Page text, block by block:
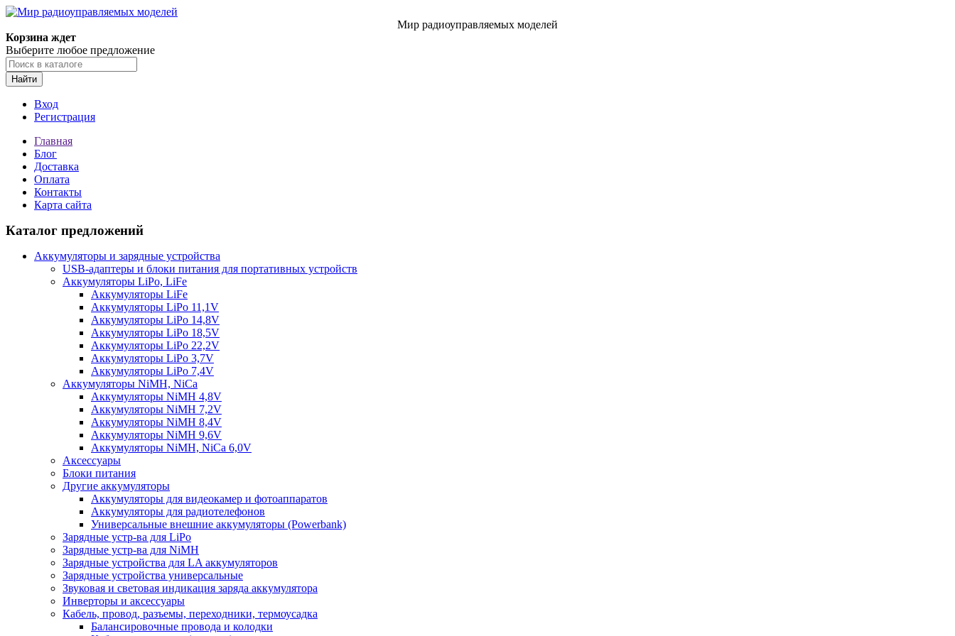
Мир радиоуправляемых моделей
Корзина ждет
Выберите любое предложение
Найти
Вход
Регистрация
Главная
Блог
Доставка
Оплата
Контакты
Карта сайта
Каталог предложений
Аккумуляторы и зарядные устройства
USB-адаптеры и блоки питания для портативных устройств
Аккумуляторы LiPo, LiFe
Аккумуляторы LiFe
Аккумуляторы LiPo 11,1V
Аккумуляторы LiPo 14,8V
Аккумуляторы LiPo 18,5V
Аккумуляторы LiPo 22,2V
Аккумуляторы LiPo 3,7V
Аккумуляторы LiPo 7,4V
Аккумуляторы NiMH, NiCa
Аккумуляторы NiMH 4,8V
Аккумуляторы NiMH 7,2V
Аккумуляторы NiMH 8,4V
Аккумуляторы NiMH 9,6V
Аккумуляторы NiMH, NiCa 6,0V
Аксессуары
Блоки питания
Другие аккумуляторы
Аккумуляторы для видеокамер и фотоаппаратов
Аккумуляторы для радиотелефонов
Универсальные внешние аккумуляторы (Powerbank)
Зарядные устр-ва для LiPo
Зарядные устр-ва для NiMH
Зарядные устройства для LA аккумуляторов
Зарядные устройства универсальные
Звуковая и световая индикация заряда аккумулятора
Инверторы и аксессуары
Кабель, провод, разъемы, переходники, термоусадка
Балансировочные провода и колодки